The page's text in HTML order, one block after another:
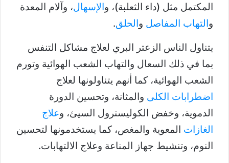
المكتمل مثل (داء الثعلبة)، والإسهال، وآلام المعدة
والتهاب المفاصل والحلق.
يتناول الناس الزعتر البري لعلاج مشاكل التنفس
بما في ذلك السعال والتهاب الشعب الهوائية وتورم
الشعب الهوائية، كما أنهم يتناولونها لعلاج
اضطرابات الكلى والمثانة، وتحسين الدورة
الدموية، وخفض الكوليسترول السيئ، وعلاج
الغازات المعوية والمغص، كما يستخدمونها لتحسين
النوم، وتنشيط جهاز المناعة وعلاج الالتهابات.